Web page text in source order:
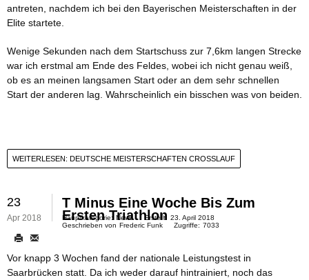
antreten, nachdem ich bei den Bayerischen Meisterschaften in der
Elite startete.
Wenige Sekunden nach dem Startschuss zur 7,6km langen Strecke
war ich erstmal am Ende des Feldes, wobei ich nicht genau weiß,
ob es an meinen langsamen Start oder an dem sehr schnellen
Start der anderen lag. Wahrscheinlich ein bisschen was von beiden.
WEITERLESEN: DEUTSCHE MEISTERSCHAFTEN CROSSLAUF
23
Apr 2018
T Minus Eine Woche Bis Zum
Ersten Triathlon
Hauptkategorie: News Erstellt: 23. April 2018
Geschrieben von Frederic Funk Zugriffe: 7033
Vor knapp 3 Wochen fand der nationale Leistungstest in
Saarbrücken statt. Da ich weder darauf hintrainiert, noch das